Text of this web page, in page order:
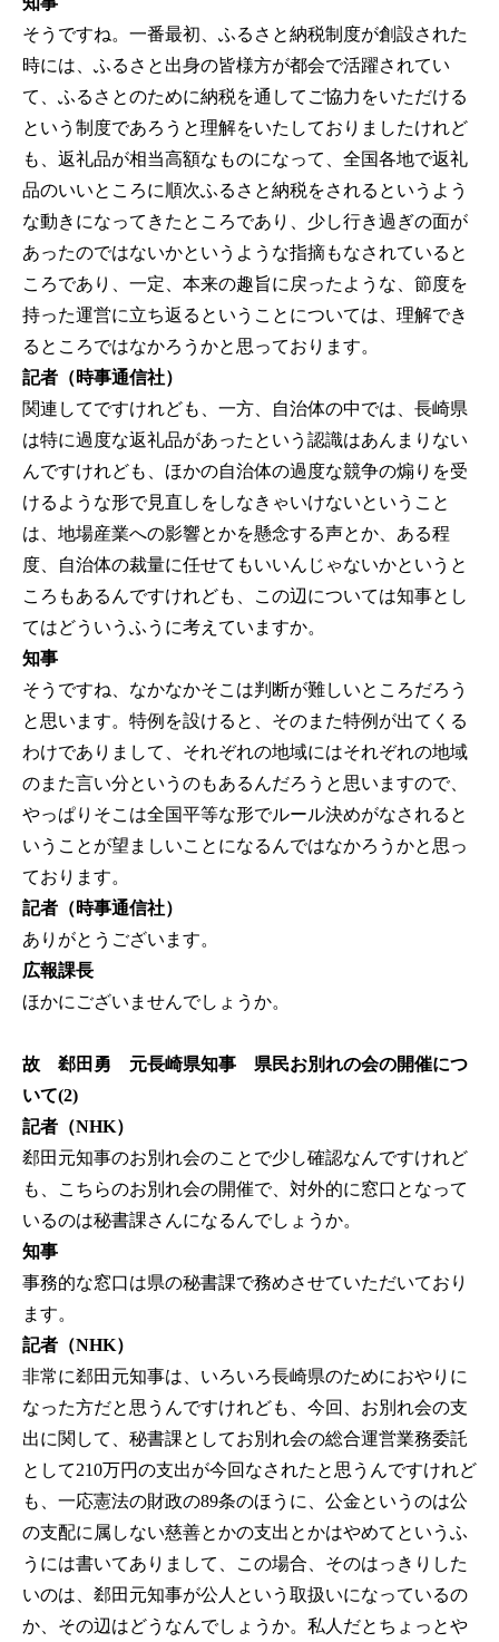
そうですね。一番最初、ふるさと納税制度が創設された
時には、ふるさと出身の皆様方が都会で活躍されてい
て、ふるさとのために納税を通してご協力をいただける
という制度であろうと理解をいたしておりましたけれど
も、返礼品が相当高額なものになって、全国各地で返礼
品のいいところに順次ふるさと納税をされるというよう
な動きになってきたところであり、少し行き過ぎの面が
あったのではないかというような指摘もなされていると
ころであり、一定、本来の趣旨に戻ったような、節度を
持った運営に立ち返るということについては、理解でき
るところではなかろうかと思っております。
記者（時事通信社）
関連してですけれども、一方、自治体の中では、長崎県
は特に過度な返礼品があったという認識はあんまりない
んですけれども、ほかの自治体の過度な競争の煽りを受
けるような形で見直しをしなきゃいけないということ
は、地場産業への影響とかを懸念する声とか、ある程
度、自治体の裁量に任せてもいいんじゃないかというと
ころもあるんですけれども、この辺については知事とし
てはどういうふうに考えていますか。
知事
そうですね、なかなかそこは判断が難しいところだろう
と思います。特例を設けると、そのまた特例が出てくる
わけでありまして、それぞれの地域にはそれぞれの地域
のまた言い分というのもあるんだろうと思いますので、
やっぱりそこは全国平等な形でルール決めがなされると
いうことが望ましいことになるんではなかろうかと思っ
ております。
記者（時事通信社）
ありがとうございます。
広報課長
ほかにございませんでしょうか。
故 郄田勇 元長崎県知事 県民お別れの会の開催につ
いて(2)
記者（NHK）
郄田元知事のお別れ会のことで少し確認なんですけれど
も、こちらのお別れ会の開催で、対外的に窓口となって
いるのは秘書課さんになるんでしょうか。
知事
事務的な窓口は県の秘書課で務めさせていただいており
ます。
記者（NHK）
非常に郄田元知事は、いろいろ長崎県のためにおやりに
なった方だと思うんですけれども、今回、お別れ会の支
出に関して、秘書課としてお別れ会の総合運営業務委託
として210万円の支出が今回なされたと思うんですけれど
も、一応憲法の財政の89条のほうに、公金というのは公
の支配に属しない慈善とかの支出とかはやめてというふ
うには書いてありまして、この場合、そのはっきりした
いのは、郄田元知事が公人という取扱いになっているの
か、その辺はどうなんでしょうか。私人だとちょっとや